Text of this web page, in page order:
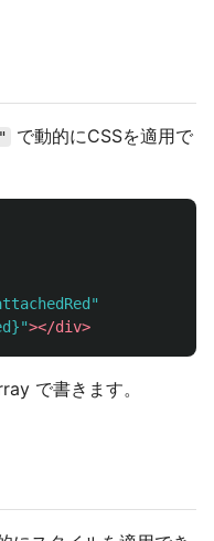
で動的にCSSを適用で
></div>
で書きます。